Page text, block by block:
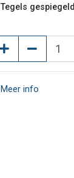
Tegels gespiegeld
Meer info